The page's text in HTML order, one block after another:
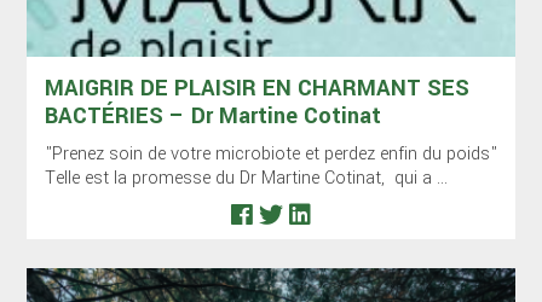
MAIGRIR DE PLAISIR EN CHARMANT SES
BACTÉRIES – Dr Martine Cotinat
"Prenez soin de votre microbiote et perdez enfin du poids"
Telle est la promesse du Dr Martine Cotinat, qui a ...